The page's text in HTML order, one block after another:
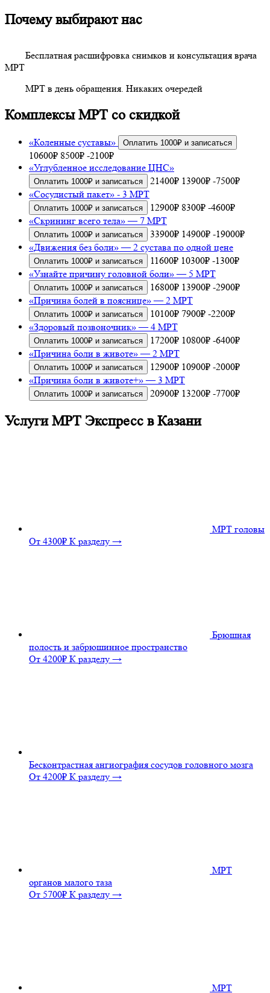
Почему выбирают нас
Бесплатная расшифровка снимков и консультация врача
МРТ
МРТ в день обращения. Никаких очередей
Комплексы МРТ со скидкой
«Коленные суставы» Оплатить 1000₽ и записаться
10600₽ 8500₽ -2100₽
«Углубленное исследование ЦНС»
Оплатить 1000₽ и записаться 21400₽ 13900₽ -7500₽
«Сосудистый пакет» - 3 МРТ
Оплатить 1000₽ и записаться 12900₽ 8300₽ -4600₽
«Скрининг всего тела» — 7 МРТ
Оплатить 1000₽ и записаться 33900₽ 14900₽ -19000₽
«Движения без боли» — 2 сустава по одной цене
Оплатить 1000₽ и записаться 11600₽ 10300₽ -1300₽
«Узнайте причину головной боли» — 5 МРТ
Оплатить 1000₽ и записаться 16800₽ 13900₽ -2900₽
«Причина болей в пояснице» — 2 МРТ
Оплатить 1000₽ и записаться 10100₽ 7900₽ -2200₽
«Здоровый позвоночник» — 4 МРТ
Оплатить 1000₽ и записаться 17200₽ 10800₽ -6400₽
«Причина боли в животе» — 2 МРТ
Оплатить 1000₽ и записаться 12900₽ 10900₽ -2000₽
«Причина боли в животе+» — 3 МРТ
Оплатить 1000₽ и записаться 20900₽ 13200₽ -7700₽
Услуги МРТ Экспресс в Казани
МРТ головы
От 4300₽ К разделу →
Брюшная
полость и забрюшинное пространство
От 4200₽ К разделу →
Бесконтрастная ангиография сосудов головного мозга
От 4200₽ К разделу →
МРТ
органов малого таза
От 5700₽ К разделу →
МРТ